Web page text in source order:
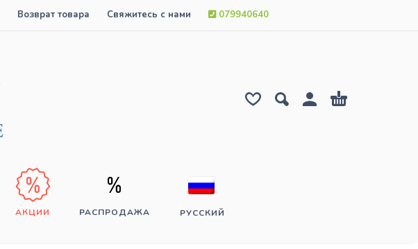
Возврат товара Свяжитесь с нами 079940640
АКЦИИ РАСПРОДАЖА РУССКИЙ